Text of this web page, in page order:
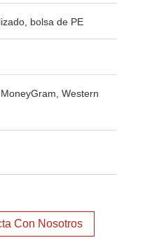
bolsa de PE
Western
Con Nosotros